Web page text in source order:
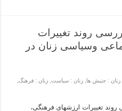
روند تغییرات
وسیاسی زنان در
,زنان : جنبش ها ,زنان : سیاست ,زنان : فرهنگ
تغییرات ارزشهای فرهنگی،